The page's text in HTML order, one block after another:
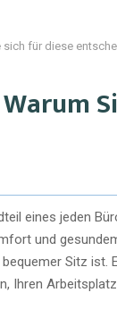
sich für diese
eines jeden
und
Sitz ist.
Ihren